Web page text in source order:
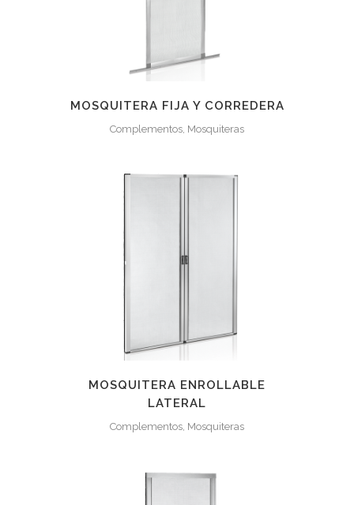
MOSQUITERA FIJA Y CORREDERA
Complementos, Mosquiteras
MOSQUITERA ENROLLABLE
LATERAL
Complementos, Mosquiteras